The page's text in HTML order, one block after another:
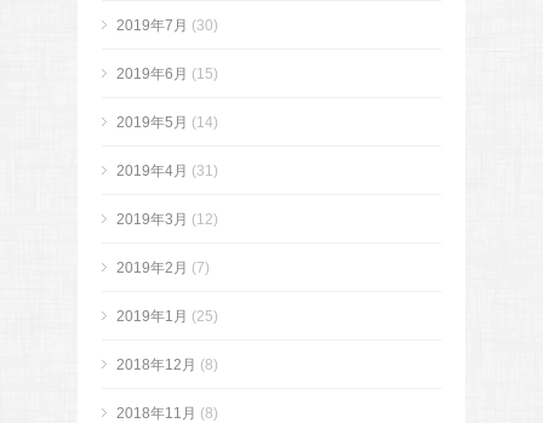
2019年7月 (30)
2019年6月 (15)
2019年5月 (14)
2019年4月 (31)
2019年3月 (12)
2019年2月 (7)
2019年1月 (25)
2018年12月 (8)
2018年11月 (8)